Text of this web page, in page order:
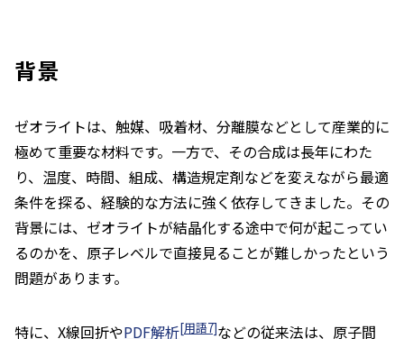
背景
ゼオライトは、触媒、吸着材、分離膜などとして産業的に
極めて重要な材料です。一方で、その合成は長年にわた
り、温度、時間、組成、構造規定剤などを変えながら最適
条件を探る、経験的な方法に強く依存してきました。その
背景には、ゼオライトが結晶化する途中で何が起こってい
るのかを、原子レベルで直接見ることが難しかったという
問題があります。
特に、X線回折やPDF解析[用語7]などの従来法は、原子間